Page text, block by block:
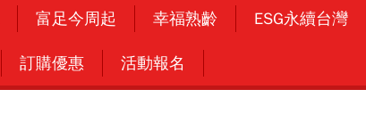
富足今周起 幸福熟齡 ESG永續台灣
訂購優惠 活動報名